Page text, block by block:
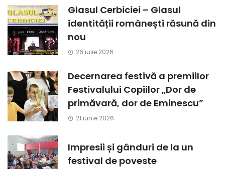
Glasul Cerbiciei – Glasul
identității românești răsună din
nou
26 iulie 2026
Decernarea festivă a premiilor
Festivalului Copiilor „Dor de
primăvară, dor de Eminescu”
21 iunie 2026
Impresii și gânduri de la un
festival de poveste